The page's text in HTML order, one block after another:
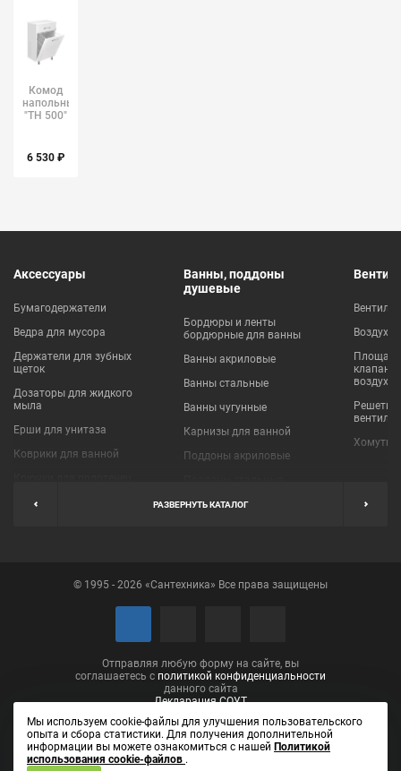
Комод
напольный
"ТН 500"
Style
6 530 ₽
Аксессуары
Бумагодержатели
Ведра для мусора
Держатели для зубных
щеток
Дозаторы для жидкого
мыла
Ерши для унитаза
Коврики для ванной
Мыльницы
Полотенцедержатели
Сушилки для белья
Ванны, поддоны
душевые
Бордюры и ленты
бордюрные для ванны
Ванны акриловые
Ванны стальные
Ванны чугунные
Карнизы для ванной
Поддоны акриловые
Пробки для ванн
клапаны
Решетки
Хомуты
РАЗВЕРНУТЬ КАТАЛОГ
© 1995 - 2026 «Сантехника» Все права защищены
Отправляя любую форму на сайте, вы
соглашаетесь с политикой конфиденциальности
данного сайта
Декларация СОУТ
Мы используем cookie-файлы для улучшения пользовательского
опыта и сбора статистики. Для получения дополнительной
информации вы можете ознакомиться с нашей Политикой
использования cookie-файлов .